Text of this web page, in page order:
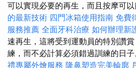
可以實現必要的再生，而且按摩可以
的最新技術 四門冰箱使用指南 免費
服務推薦 全面牙科治療 如何辦理新
速再生，這將受到運動員的特別讚
練，而不必計算必須錯過訓練的日子
禮專屬外燴服務 隆鼻塑造完美輪廓